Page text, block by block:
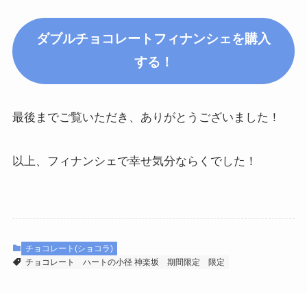
ダブルチョコレートフィナンシェを購入
する！
最後までご覧いただき、ありがとうございました！
以上、フィナンシェで幸せ気分ならくでした！
チョコレート(ショコラ)
チョコレート
ハートの小径 神楽坂 期間限定 限定